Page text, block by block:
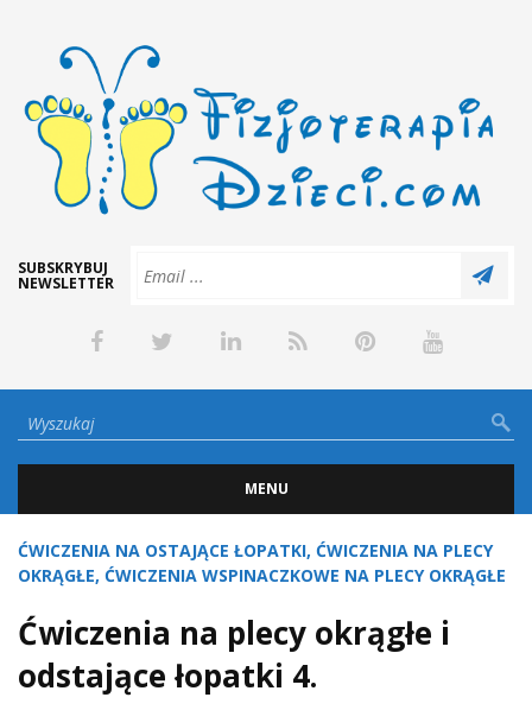
SUBSKRYBUJ
NEWSLETTER
MENU
ĆWICZENIA NA OSTAJĄCE ŁOPATKI, ĆWICZENIA NA PLECY
OKRĄGŁE, ĆWICZENIA WSPINACZKOWE NA PLECY OKRĄGŁE
Ćwiczenia na plecy okrągłe i
odstające łopatki 4.